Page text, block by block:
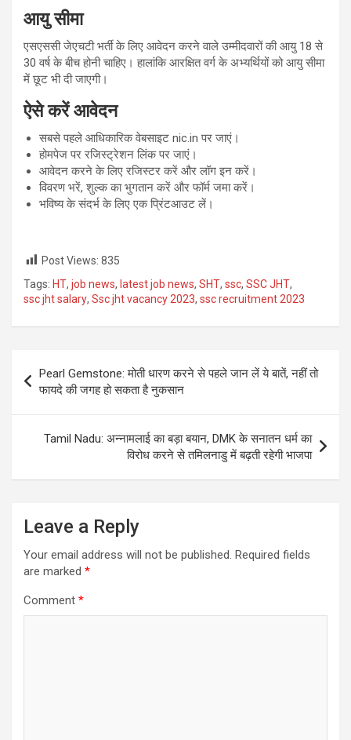
आयु सीमा
एसएससी जेएचटी भर्ती के लिए आवेदन करने वाले उम्मीदवारों की आयु 18 से
30 वर्ष के बीच होनी चाहिए। हालांकि आरक्षित वर्ग के अभ्यर्थियों को आयु सीमा
में छूट भी दी जाएगी।
ऐसे करें आवेदन
सबसे पहले आधिकारिक वेबसाइट nic.in पर जाएं।
होमपेज पर रजिस्ट्रेशन लिंक पर जाएं।
आवेदन करने के लिए रजिस्टर करें और लॉग इन करें।
विवरण भरें, शुल्क का भुगतान करें और फॉर्म जमा करें।
भविष्य के संदर्भ के लिए एक प्रिंटआउट लें।
Post Views: 835
Tags: HT, job news, latest job news, SHT, ssc, SSC JHT,
ssc jht salary, Ssc jht vacancy 2023, ssc recruitment 2023
navigation
Pearl Gemstone: मोती धारण करने से पहले जान लें ये बातें, नहीं तो
फायदे की जगह हो सकता है नुकसान
Tamil Nadu: अन्नामलाई का बड़ा बयान, DMK के सनातन धर्म का
विरोध करने से तमिलनाडु में बढ़ती रहेगी भाजपा
Leave a Reply
Your email address will not be published. Required fields
are marked *
Comment *